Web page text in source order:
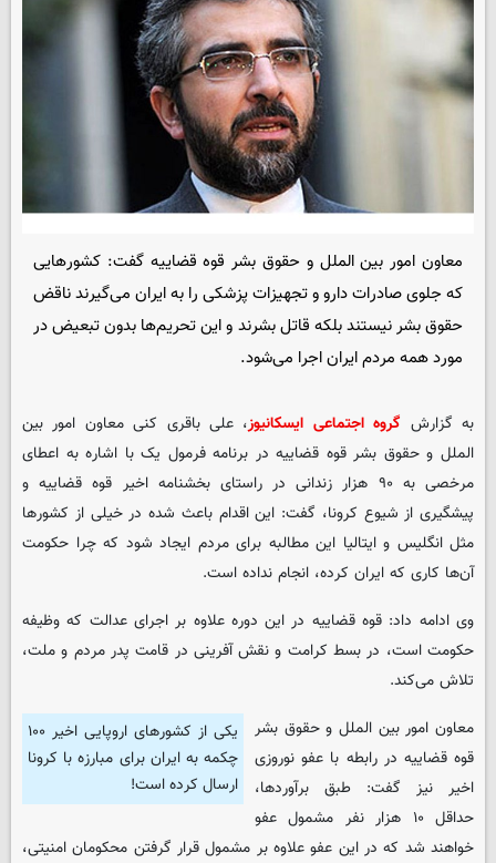
معاون امور بین الملل و حقوق بشر قوه قضاییه گفت: کشور‌هایی
که جلوی صادرات دارو و تجهیزات پزشکی را به ایران می‌گیرند ناقض
حقوق بشر نیستند بلکه قاتل بشرند و این تحریم‌ها بدون تبعیض در
مورد همه مردم ایران اجرا می‌شود.
به گزارش گروه اجتماعی ایسکانیوز، علی باقری کنی معاون امور بین
الملل و حقوق بشر قوه قضاییه در برنامه فرمول یک با اشاره به اعطای
مرخصی به ۹۰ هزار زندانی در راستای بخشنامه اخیر قوه قضاییه و
پیشگیری از شیوع کرونا، گفت: این اقدام باعث شده در خیلی از کشور‌ها
مثل انگلیس و ایتالیا این مطالبه برای مردم ایجاد شود که چرا حکومت
آن‌ها کاری که ایران کرده، انجام نداده است.
وی ادامه داد: قوه قضاییه در این دوره علاوه بر اجرای عدالت که وظیفه
حکومت است، در بسط کرامت و نقش آفرینی در قامت پدر مردم و ملت،
تلاش می‌کند.
یکی از کشور‌های اروپایی اخیر ۱۰۰
چکمه به ایران برای مبارزه با کرونا
ارسال کرده است!
معاون امور بین الملل و حقوق بشر
قوه قضاییه در رابطه با عفو نوروزی
اخیر نیز گفت: طبق برآوردها،
حداقل ۱۰ هزار نفر مشمول عفو
خواهند شد که در این عفو علاوه بر مشمول قرار گرفتن محکومان امنیتی،